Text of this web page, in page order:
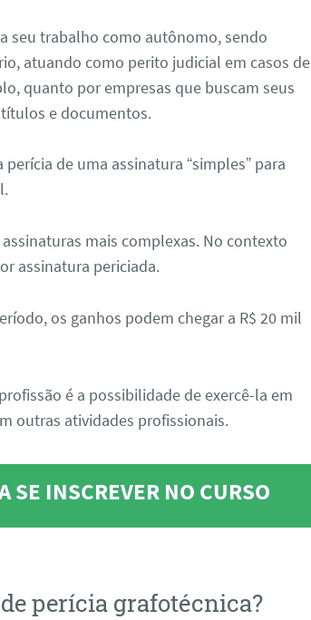
seu trabalho como autônomo, sendo
atuando como perito judicial em casos de
quanto por empresas que buscam seus
e documentos.
de uma assinatura “simples” para
mais complexas. No contexto
assinatura periciada.
os ganhos podem chegar a R$ 20 mil
é a possibilidade de exercê-la em
outras atividades profissionais.
SE INSCREVER NO CURSO
perícia grafotécnica?